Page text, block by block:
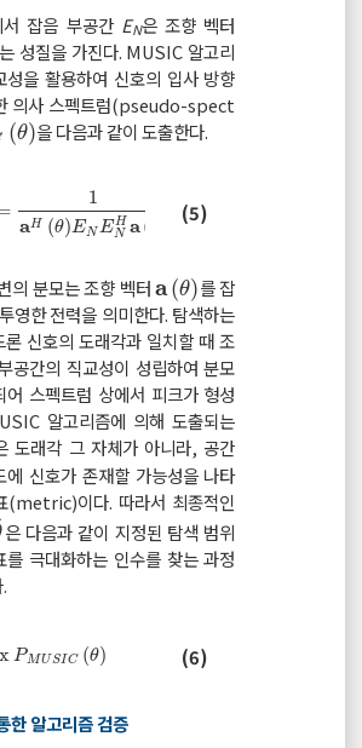
잡음 부공간 EN은 조향 벡터
성질을 가진다. MUSIC 알고리
성을 활용하여 신호의 입사 방향
의사 스펙트럼(pseudo-spect
(θ)
θ 을 다음과 같이 도출한다.
1
aH (θ)EN E H
N a(
θ =1aHθENENHa (5)
의 분모는 조향 벡터a(θ)
aθ
를 잡
영한 전력을 의미한다. 탐색하는
론 신호의 도래각과 일치할 때 조
공간의 직교성이 성립하여 분모
어 스펙트럼 상에서 피크가 형성
알고리즘에 의해 도출되는
도래각 그 자체가 아니라, 공간
에 신호가 존재할 가능성을 나타
(metric)이다. 따라서 최종적인
^은 다음과 같이 지정된 탐색 범위
를 극대화하는 인수를 찾는 과정
PMUSIC (θ)
θPMUSICθ (6)
한 알고리즘 검증